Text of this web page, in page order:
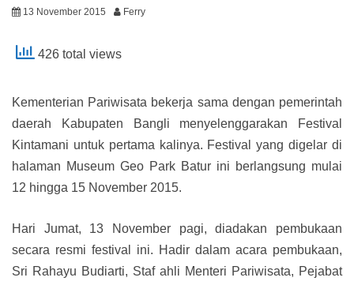
13 November 2015 Ferry
426 total views
Kementerian Pariwisata bekerja sama dengan pemerintah
daerah Kabupaten Bangli menyelenggarakan Festival
Kintamani untuk pertama kalinya. Festival yang digelar di
halaman Museum Geo Park Batur ini berlangsung mulai
12 hingga 15 November 2015.
Hari Jumat, 13 November pagi, diadakan pembukaan
secara resmi festival ini. Hadir dalam acara pembukaan,
Sri Rahayu Budiarti, Staf ahli Menteri Pariwisata, Pejabat